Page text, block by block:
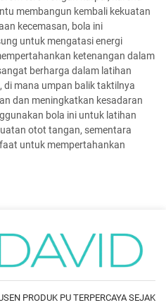
membangun kembali kekuatan
kecemasan, bola ini
untuk mengatasi energi
ketenangan dalam
berharga dalam latihan
di mana umpan balik taktilnya
dan meningkatkan kesadaran
bola ini untuk latihan
otot tangan, sementara
untuk mempertahankan
PRODUK PU TERPERCAYA SEJAK